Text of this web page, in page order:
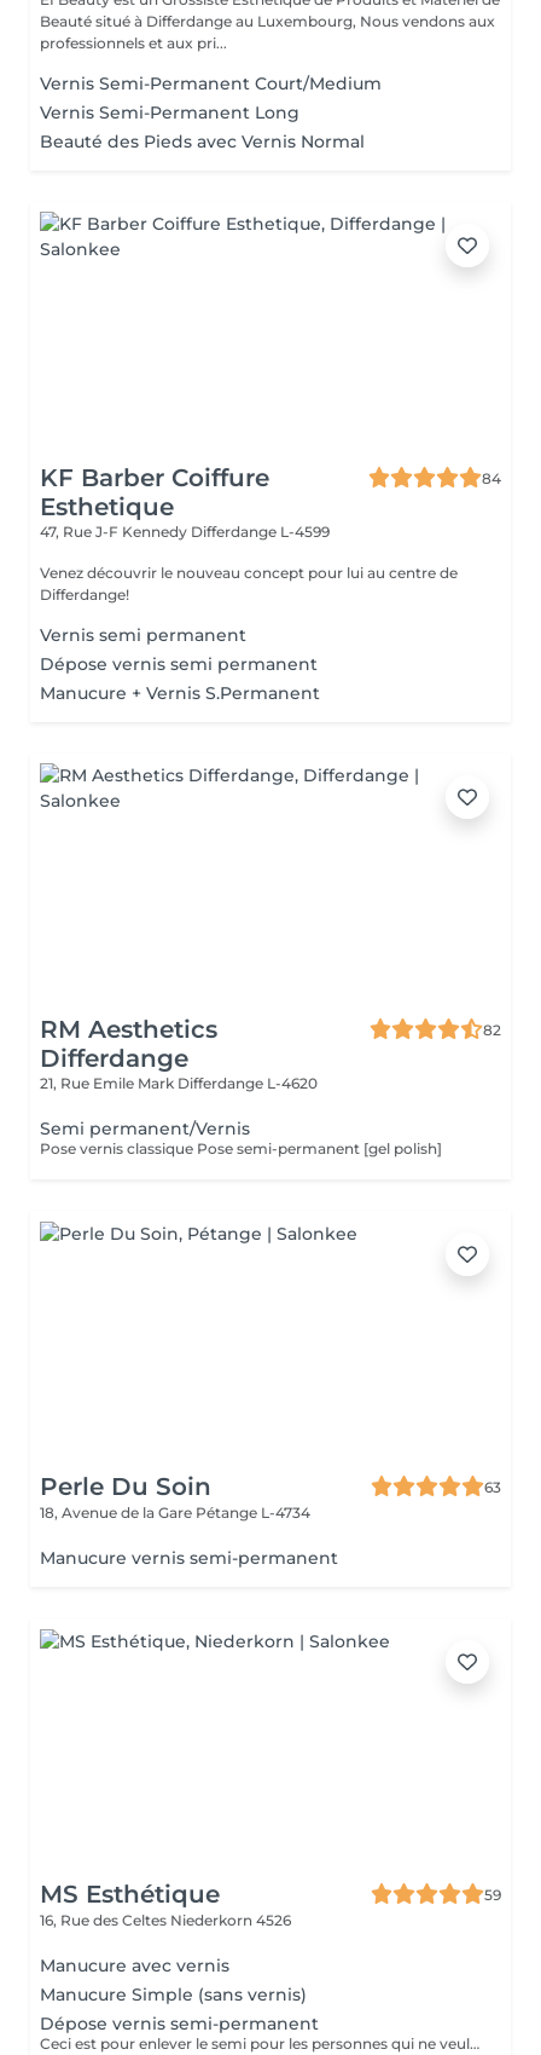
Beauté situé à Differdange au Luxembourg, Nous vendons aux
professionnels et aux pri...
Vernis Semi-Permanent Court/Medium
Vernis Semi-Permanent Long
Beauté des Pieds avec Vernis Normal
KF Barber Coiffure
Esthetique
84
47, Rue J-F Kennedy Differdange L-4599
Venez découvrir le nouveau concept pour lui au centre de
Differdange!
Vernis semi permanent
Dépose vernis semi permanent
Manucure + Vernis S.Permanent
RM Aesthetics
Differdange
82
21, Rue Emile Mark Differdange L-4620
Semi permanent/Vernis
Pose vernis classique Pose semi-permanent [gel polish]
Perle Du Soin
63
18, Avenue de la Gare Pétange L-4734
Manucure vernis semi-permanent
MS Esthétique
59
16, Rue des Celtes Niederkorn 4526
Manucure avec vernis
Manucure Simple (sans vernis)
Dépose vernis semi-permanent
Ceci est pour enlever le semi pour les personnes qui ne veulent plus refaire le semi